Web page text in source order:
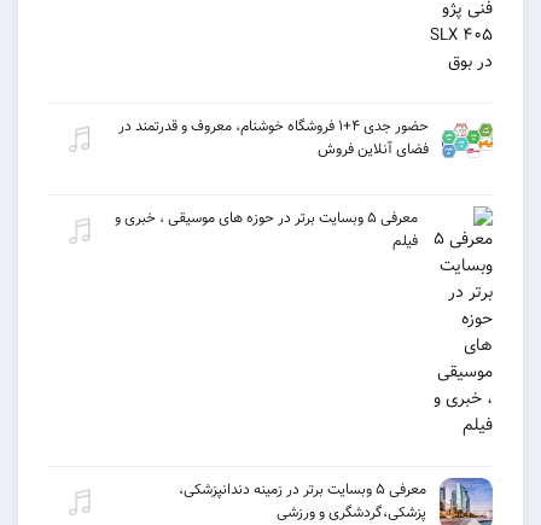
حضور جدی ۴+۱ فروشگاه خوشنام، معروف و قدرتمند در
فضای آنلاین فروش
معرفی ۵ وبسایت برتر در حوزه های موسیقی ، خبری و
فیلم
معرفی ۵ وبسایت برتر در زمینه دندانپزشکی،
پزشکی،گردشگری و ورزشی